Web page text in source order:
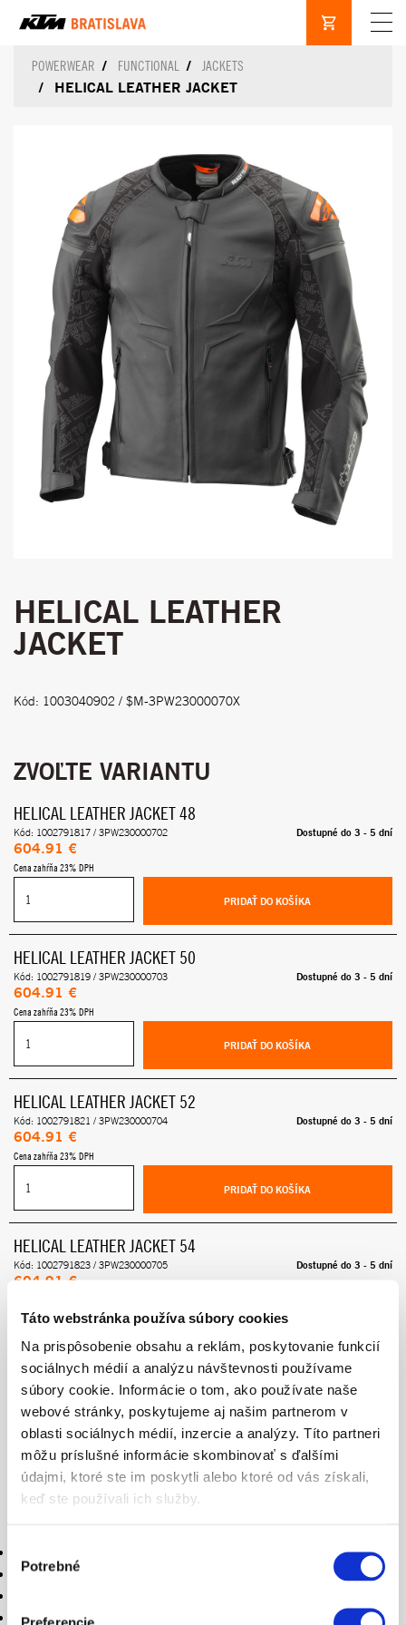
Táto webstránka používa súbory cookies
Na prispôsobenie obsahu a reklám, poskytovanie funkcií
sociálnych médií a analýzu návštevnosti používame
súbory cookie. Informácie o tom, ako používate naše
webové stránky, poskytujeme aj našim partnerom v
oblasti sociálnych médií, inzercie a analýzy. Títo partneri
môžu príslušné informácie skombinovať s ďalšími
údajmi, ktoré ste im poskytli alebo ktoré od vás získali,
keď ste používali ich služby.
súhlasu
Potrebné
Preferencie
POWERWEAR FUNCTIONAL JACKETS
HELICAL LEATHER JACKET
HELICAL LEATHER
JACKET
Kód: 1003040902 / $M-3PW23000070X
ZVOĽTE VARIANTU
HELICAL LEATHER JACKET 48
Kód: 1002791817 / 3PW230000702 Dostupné do 3 - 5 dní
604.91 €
Cena zahŕňa 23% DPH
PRIDAŤ DO KOŠÍKA
HELICAL LEATHER JACKET 50
Kód: 1002791819 / 3PW230000703 Dostupné do 3 - 5 dní
604.91 €
Cena zahŕňa 23% DPH
PRIDAŤ DO KOŠÍKA
HELICAL LEATHER JACKET 52
Kód: 1002791821 / 3PW230000704 Dostupné do 3 - 5 dní
604.91 €
Cena zahŕňa 23% DPH
PRIDAŤ DO KOŠÍKA
HELICAL LEATHER JACKET 54
Kód: 1002791823 / 3PW230000705 Dostupné do 3 - 5 dní
604.91 €
HELICAL LEATHER JACKET 58
Kód: 1002791827 / 3PW230000707 Dostupné do 3 - 5 dní
574.66 €
PRIDAŤ DO KOŠÍKA
Leather jacket wit knitted design, constructed with a body mapped race fit
Ventilation zips
Knitted technology fabric on seam